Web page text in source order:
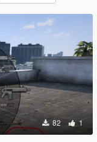
82 1